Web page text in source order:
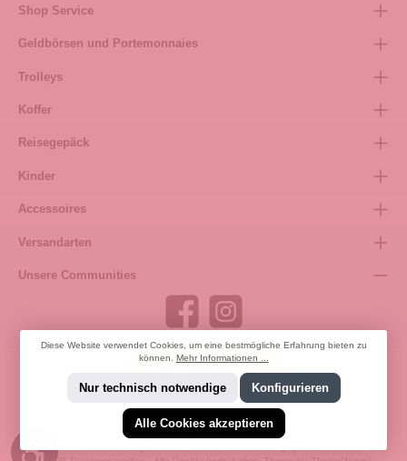
Shop Service
Geldbörsen und Portemonnaies
Trolleys
Koffer
Reisegepäck
Kinder
Accessoires
Versandarten
Unsere Communities
Bestellung widerrufen
* Alle Preise inkl. gesetzl. Mehrwertsteuer zzgl. Versandkosten
Diese Website verwendet Cookies, um eine bestmögliche Erfahrung bieten zu
können. Mehr Informationen ...
Nur technisch notwendige Konfigurieren
Alle Cookies akzeptieren